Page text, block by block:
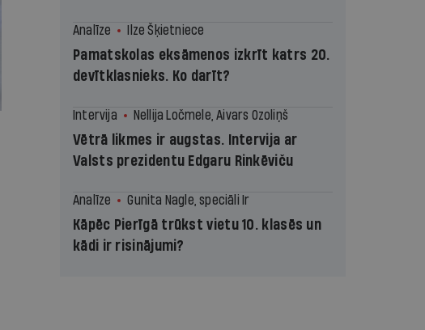
Analīze Ilze Šķietniece
Pamatskolas eksāmenos izkrīt katrs 20.
devītklasnieks. Ko darīt?
Intervija Nellija Ločmele, Aivars Ozoliņš
Vētrā likmes ir augstas. Intervija ar
Valsts prezidentu Edgaru Rinkēviču
Analīze Gunita Nagle, speciāli Ir
Kāpēc Pierīgā trūkst vietu 10. klasēs un
kādi ir risinājumi?